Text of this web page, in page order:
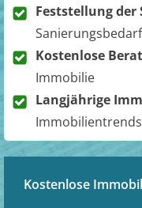
Feststellung der
Sanierungsbedarf
Kostenlose
Immobilie
Langjährige
Immobilientrends
Kostenlose